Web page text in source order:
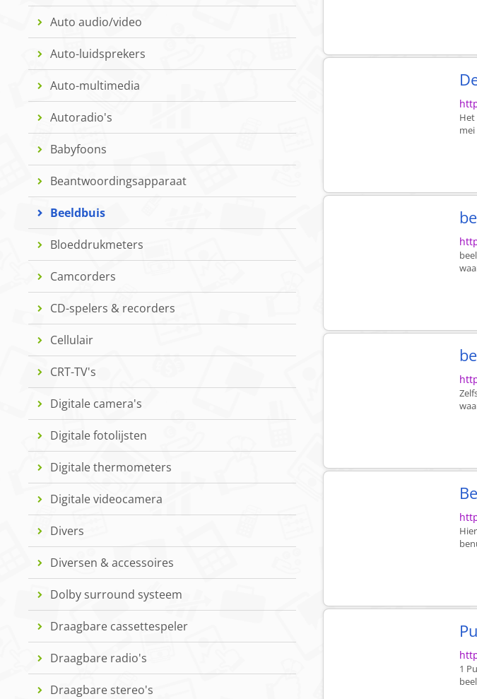
Auto audio/video
Auto-luidsprekers
Auto-multimedia
Autoradio's
Babyfoons
Beantwoordingsapparaat
Beeldbuis
Bloeddrukmeters
Camcorders
CD-spelers & recorders
Cellulair
CRT-TV's
Digitale camera's
Digitale fotolijsten
Digitale thermometers
Digitale videocamera
Divers
Diversen & accessoires
Dolby surround systeem
Draagbare cassettespeler
Draagbare radio's
Draagbare stereo's
1